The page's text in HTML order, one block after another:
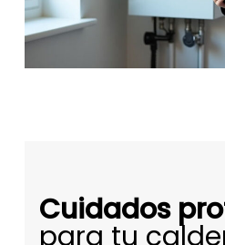
Cuidados
para tu